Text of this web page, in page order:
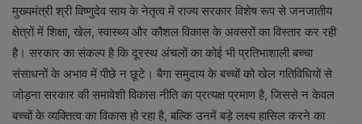
मुख्यमंत्री श्री विष्णुदेव साय के नेतृत्व में राज्य सरकार विशेष रूप से जनजातीय
क्षेत्रों में शिक्षा, खेल, स्वास्थ्य और कौशल विकास के अवसरों का विस्तार कर रही
है। सरकार का संकल्प है कि दूरस्थ अंचलों का कोई भी प्रतिभाशाली बच्चा
संसाधनों के अभाव में पीछे न छूटे। बैगा समुदाय के बच्चों को खेल गतिविधियों से
जोड़ना सरकार की समावेशी विकास नीति का प्रत्यक्ष प्रमाण है, जिससे न केवल
बच्चों के व्यक्तित्व का विकास हो रहा है, बल्कि उनमें बड़े लक्ष्य हासिल करने का